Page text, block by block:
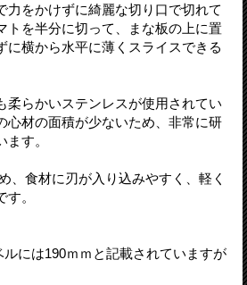
力をかけずに綺麗な切り口で切れて
トを半分に切って、まな板の上に置
に横から水平に薄くスライスできる
らかいステンレスが使用されてい
心材の面積が少ないため、非常に研
す。
、食材に刃が入り込みやすく、軽く
。
には190ｍｍと記載されていますが